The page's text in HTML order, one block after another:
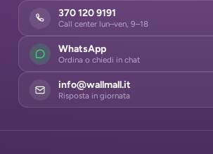
370 120 9191
Call center lun–ven, 9–18
WhatsApp
Ordina o chiedi in chat
info@wallmall.it
Risposta in giornata